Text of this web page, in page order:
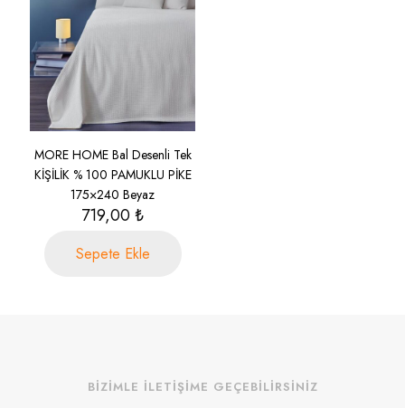
MORE HOME Bal Desenli Tek
KİŞİLİK % 100 PAMUKLU PİKE
175×240 Beyaz
719,00₺
Sepete Ekle
BİZİMLE İLETİŞİME GEÇEBİLİRSİNİZ